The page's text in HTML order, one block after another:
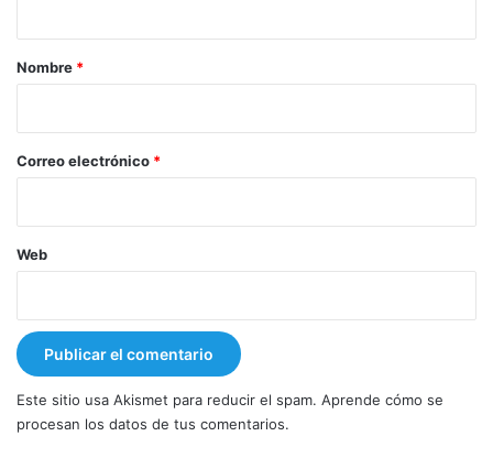
r
*
Nombre *
Correo electrónico *
Web
Este sitio usa Akismet para reducir el spam. Aprende cómo se
procesan los datos de tus comentarios.